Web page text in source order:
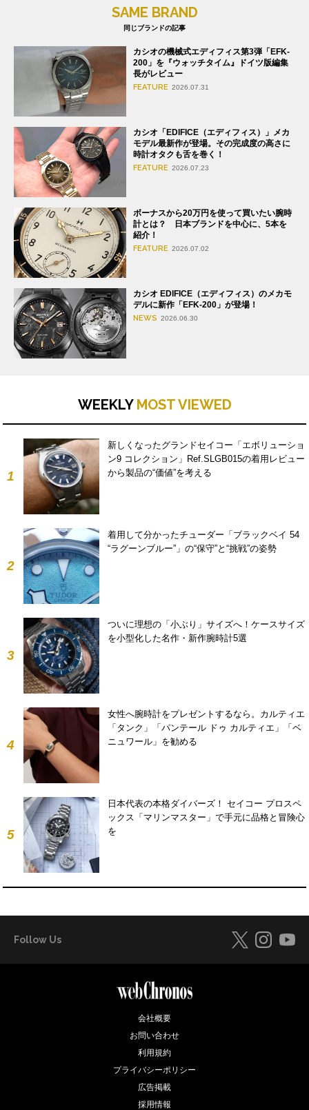
SAME BRAND
同じブランドの記事
カシオの機械式エディフィス第3弾「EFK-
200」を『ウォッチタイム』ドイツ版編集
長がレビュー
FEATURE 2026.07.31
カシオ「EDIFICE（エディフィス）」メカ
モデル最新作が登場。その完成度の高さに
時計オタクも舌を巻く！
FEATURE 2026.07.23
ボーナスから20万円を使って買いたい腕時
計とは？ 日本ブランドを中心に、5本を
紹介！
FEATURE 2026.07.02
カシオ EDIFICE（エディフィス）のメカモ
デルに新作「EFK-200」が登場！
NEWS 2026.06.30
WEEKLY MOST VIEWED
1
新しくなったグランドセイコー「エボリューショ
ン9 コレクション」Ref.SLGB015の着用レビュー
から製品の“価値”を考える
2
着用して分かったチューダー「ブラックベイ 54
“ラグーンブルー”」の“保守”と“挑戦”の姿勢
3
ついに理想の「小ぶり」サイズへ！ケースサイズ
を小型化した名作・新作腕時計5選
4
女性へ腕時計をプレゼントするなら。カルティエ
「タンク」「パンテール ドゥ カルティエ」「ベ
ニュワール」を勧める
5
日本代表の本格ダイバーズ！ セイコー プロスペ
ックス「マリンマスター」で手元に品格と冒険心
を
Follow Us
会社概要
お問い合わせ
利用規約
プライバシーポリシー
広告掲載
採用情報